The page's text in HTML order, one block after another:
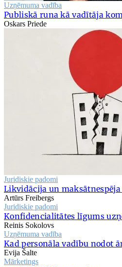
Uzņēmuma vadība
Publiskā runa kā vadītāja
Oskars Priede
Juridiskie padomi
Likvidācija un
Artūrs Freibergs
Juridiskie padomi
Konfidencialitātes līgums
Reinis Sokolovs
Uzņēmuma vadība
Kad personāla vadību nodot
Evija Šalte
Mārketings